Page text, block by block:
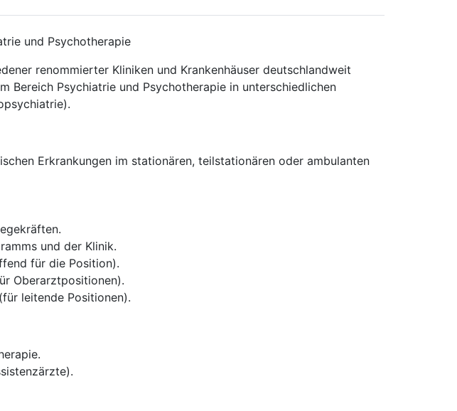
und Psychotherapie
renommierter Kliniken und Krankenhäuser deutschlandweit
Psychiatrie und Psychotherapie in unterschiedlichen
Erkrankungen im stationären, teilstationären oder ambulanten
und der Klinik.
für die Position).
Oberarztpositionen).
leitende Positionen).